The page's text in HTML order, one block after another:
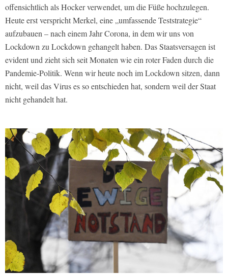
offensichtlich als Hocker verwendet, um die Füße hochzulegen.
Heute erst verspricht Merkel, eine „umfassende Teststrategie“
aufzubauen – nach einem Jahr Corona, in dem wir uns von
Lockdown zu Lockdown gehangelt haben. Das Staatsversagen ist
evident und zieht sich seit Monaten wie ein roter Faden durch die
Pandemie-Politik. Wenn wir heute noch im Lockdown sitzen, dann
nicht, weil das Virus es so entschieden hat, sondern weil der Staat
nicht gehandelt hat.